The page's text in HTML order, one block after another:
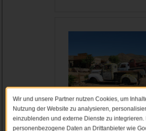
Wir und unsere Partner nutzen Cookies, um
Nutzung der Website zu analysieren,
einzublenden und externe Dienste zu
personenbezogene Daten an Drittanbieter wie